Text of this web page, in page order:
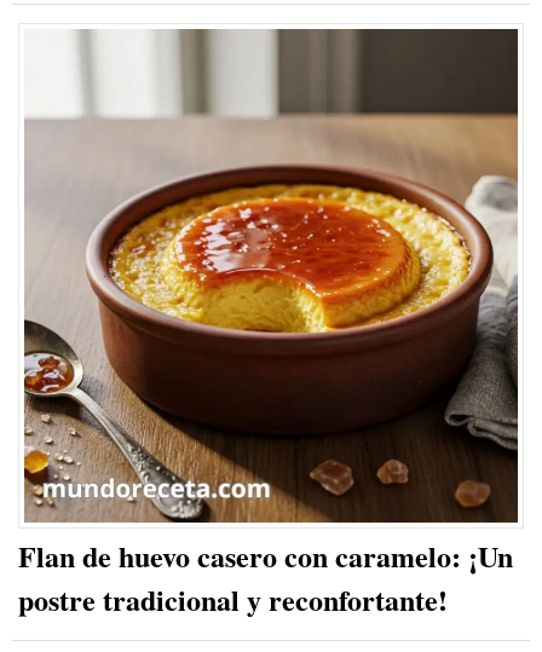
Flan de huevo casero con caramelo: ¡Un
postre tradicional y reconfortante!